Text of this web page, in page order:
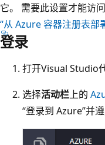
它。 需要此设置才能访
“从 Azure 容器注册表部
登录
打开Visual Studio
选择活动栏上的
“登录到 Azure”并